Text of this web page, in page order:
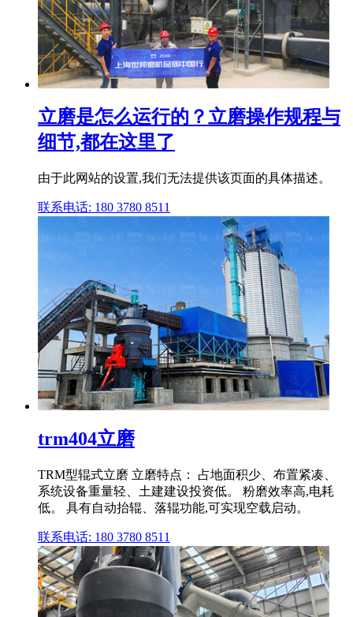
立磨是怎么运行的？立磨操作规程与
细节,都在这里了
由于此网站的设置,我们无法提供该页面的具体描述。
联系电话: 180 3780 8511
trm404立磨
TRM型辊式立磨 立磨特点： 占地面积少、布置紧凑、
系统设备重量轻、土建建设投资低。 粉磨效率高,电耗
低。 具有自动抬辊、落辊功能,可实现空载启动。
联系电话: 180 3780 8511